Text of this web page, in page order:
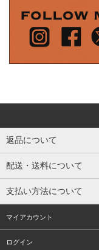
返品について
配送・送料について
支払い方法について
マイアカウント
ログイン